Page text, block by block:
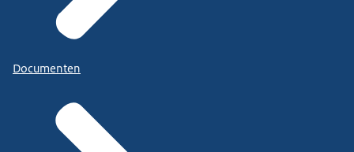
Documenten